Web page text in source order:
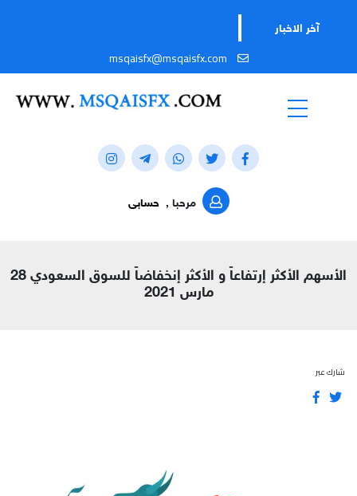
آخر الاخبار
msqaisfx@msqaisfx.com
مرحبا , حسابى
الأسهم الأكثر إرتفاعاً و الأكثر إنخفاضاً للسوق السعودي 28
مارس 2021
شارك عبر